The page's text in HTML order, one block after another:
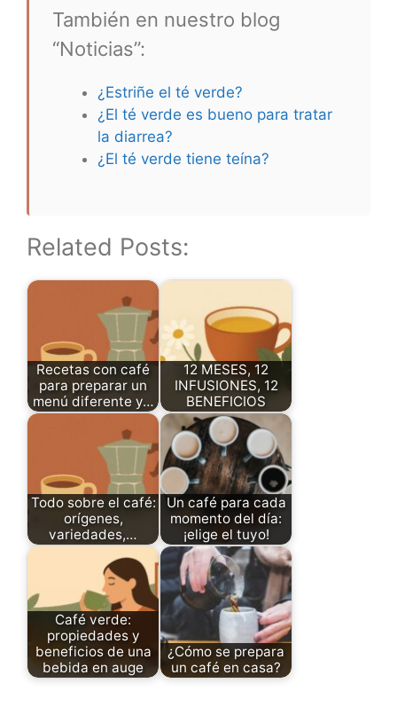
También en nuestro blog
“Noticias”:
¿Estriñe el té verde?
¿El té verde es bueno para tratar
la diarrea?
¿El té verde tiene teína?
Related Posts:
Recetas con café
para preparar un
menú diferente y…
12 MESES, 12
INFUSIONES, 12
BENEFICIOS
Todo sobre el café:
orígenes,
variedades,…
Un café para cada
momento del día:
¡elige el tuyo!
Café verde:
propiedades y
beneficios de una
bebida en auge
¿Cómo se prepara
un café en casa?